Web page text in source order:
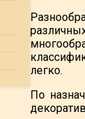
легко.
По